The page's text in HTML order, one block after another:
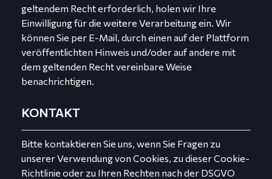
geltendem Recht erforderlich, holen wir Ihre
Einwilligung für die weitere Verarbeitung ein. Wir
können Sie per E-Mail, durch einen auf der Plattform
veröffentlichten Hinweis und/oder auf andere mit
dem geltenden Recht vereinbare Weise
benachrichtigen.
KONTAKT
Bitte kontaktieren Sie uns, wenn Sie Fragen zu
unserer Verwendung von Cookies, zu dieser Cookie-
Richtlinie oder zu Ihren Rechten nach der DSGVO